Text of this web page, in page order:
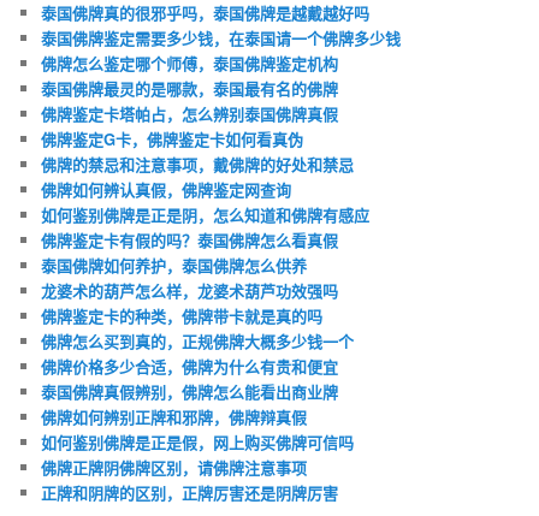
泰国佛牌真的很邪乎吗，泰国佛牌是越戴越好吗
泰国佛牌鉴定需要多少钱，在泰国请一个佛牌多少钱
佛牌怎么鉴定哪个师傅，泰国佛牌鉴定机构
泰国佛牌最灵的是哪款，泰国最有名的佛牌
佛牌鉴定卡塔帕占，怎么辨别泰国佛牌真假
佛牌鉴定G卡，佛牌鉴定卡如何看真伪
佛牌的禁忌和注意事项，戴佛牌的好处和禁忌
佛牌如何辨认真假，佛牌鉴定网查询
如何鉴别佛牌是正是阴，怎么知道和佛牌有感应
佛牌鉴定卡有假的吗？泰国佛牌怎么看真假
泰国佛牌如何养护，泰国佛牌怎么供养
龙婆术的葫芦怎么样，龙婆术葫芦功效强吗
佛牌鉴定卡的种类，佛牌带卡就是真的吗
佛牌怎么买到真的，正规佛牌大概多少钱一个
佛牌价格多少合适，佛牌为什么有贵和便宜
泰国佛牌真假辨别，佛牌怎么能看出商业牌
佛牌如何辨别正牌和邪牌，佛牌辩真假
如何鉴别佛牌是正是假，网上购买佛牌可信吗
佛牌正牌阴佛牌区别，请佛牌注意事项
正牌和阴牌的区别，正牌厉害还是阴牌厉害